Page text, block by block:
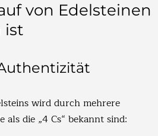
von Edelsteinen
ist
wird durch mehrere
als die „4 Cs“ bekannt sind: